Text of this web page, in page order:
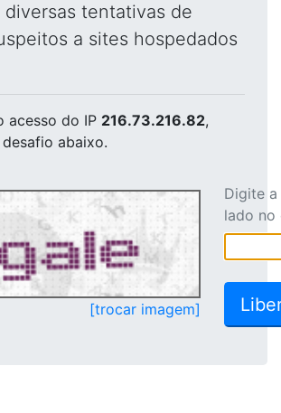
diversas tentativas de
a sites hospedados
acesso do IP 216.73.216.82,
abaixo.
[trocar imagem]
Digite
lado no